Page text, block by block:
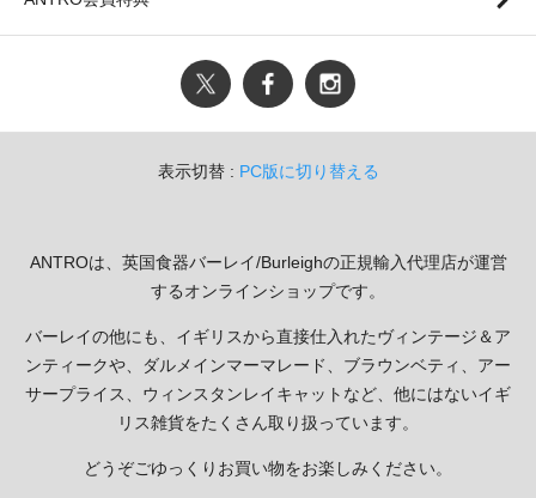
表示切替 : PC版に切り替える
ANTROは、英国食器バーレイ/Burleighの正規輸入代理店が運営
するオンラインショップです。
バーレイの他にも、イギリスから直接仕入れたヴィンテージ＆ア
ンティークや、ダルメインマーマレード、ブラウンベティ、アー
サープライス、ウィンスタンレイキャットなど、他にはないイギ
リス雑貨をたくさん取り扱っています。
どうぞごゆっくりお買い物をお楽しみください。